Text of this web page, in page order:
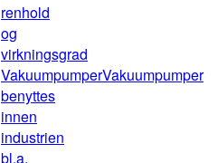
renhold
og
virkningsgrad
VakuumpumperVakuumpumper
benyttes
innen
industrien
bl.a.